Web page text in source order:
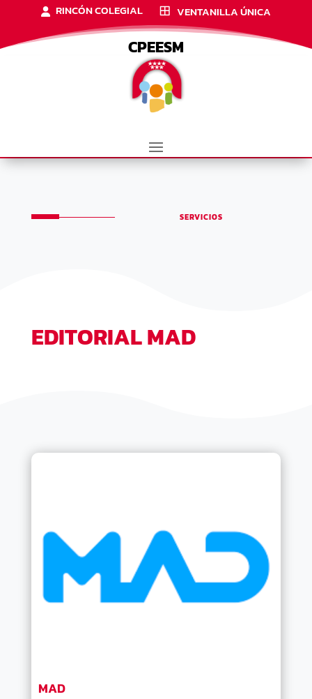
RINCÓN COLEGIAL VENTANILLA ÚNICA
CPEESM
SERVICIOS
EDITORIAL MAD
MAD